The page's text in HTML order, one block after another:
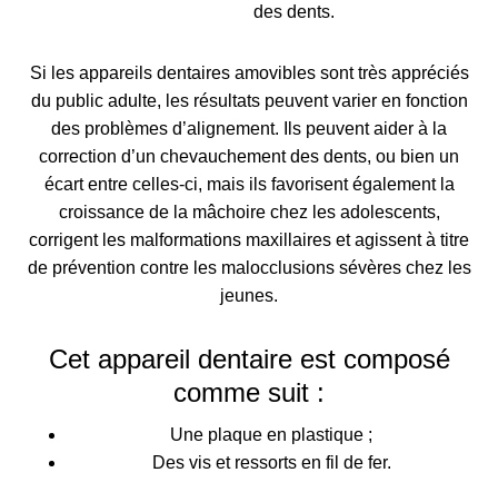
des dents.
Si les appareils dentaires amovibles sont très appréciés
du public adulte, les résultats peuvent varier en fonction
des problèmes d’alignement. Ils peuvent aider à la
correction d’un chevauchement des dents, ou bien un
écart entre celles-ci, mais ils favorisent également la
croissance de la mâchoire chez les adolescents,
corrigent les malformations maxillaires et agissent à titre
de prévention contre les malocclusions sévères chez les
jeunes.
Cet appareil dentaire est composé
comme suit :
Une plaque en plastique ;
Des vis et ressorts en fil de fer.